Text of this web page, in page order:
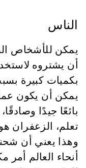
الناس
يمكن للأشخاص
أن يشتروه
بكميات كبيرة
يمكن أن يكون
بائعًا جيدًا
تعلم، الزعفران
وهذا يعني أن
أنحاء العالم أمر